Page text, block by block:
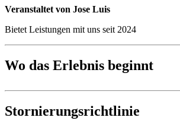
Veranstaltet von Jose Luis
Bietet Leistungen mit uns seit 2024
Wo das Erlebnis beginnt
Stornierungsrichtlinie